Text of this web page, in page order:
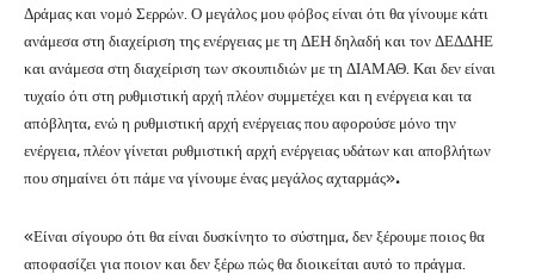
Δράμας και νομό Σερρών. Ο μεγάλος μου φόβος είναι ότι θα γίνουμε κάτι
ανάμεσα στη διαχείριση της ενέργειας με τη ΔΕΗ δηλαδή και τον ΔΕΔΔΗΕ
και ανάμεσα στη διαχείριση των σκουπιδιών με τη ΔΙΑΜΑΘ. Και δεν είναι
τυχαίο ότι στη ρυθμιστική αρχή πλέον συμμετέχει και η ενέργεια και τα
απόβλητα, ενώ η ρυθμιστική αρχή ενέργειας που αφορούσε μόνο την
ενέργεια, πλέον γίνεται ρυθμιστική αρχή ενέργειας υδάτων και αποβλήτων
που σημαίνει ότι πάμε να γίνουμε ένας μεγάλος αχταρμάς».
«Είναι σίγουρο ότι θα είναι δυσκίνητο το σύστημα, δεν ξέρουμε ποιος θα
αποφασίζει για ποιον και δεν ξέρω πώς θα διοικείται αυτό το πράγμα.